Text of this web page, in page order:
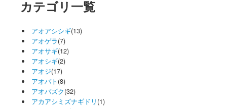
カテゴリ一覧
アオアシシギ(13)
アオゲラ(7)
アオサギ(12)
アオシギ(2)
アオジ(17)
アオバト (8)
アオバズク(32)
アカアシミズナギドリ (1)